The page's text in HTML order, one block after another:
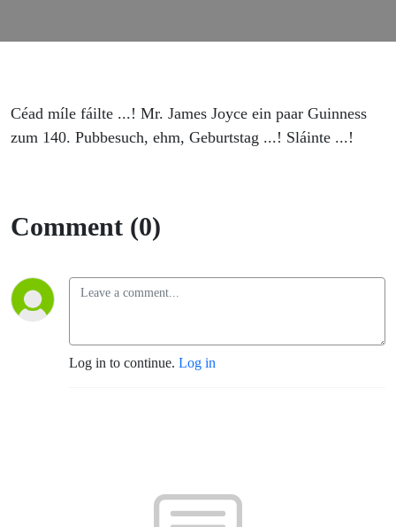
Guinness
zum
Céad míle fáilte ...! Mr. James Joyce ein paar Guinness
zum 140. Pubbesuch, ehm, Geburtstag ...! Sláinte ...!
Comment (0)
Log in to continue. Log in